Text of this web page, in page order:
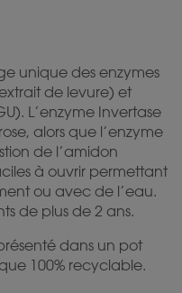
unique des enzymes
de levure) et
L’enzyme Invertase
alors que l’enzyme
de l’amidon
à ouvrir permettant
ou avec de l’eau.
de plus de 2 ans.
dans un pot
100% recyclable.